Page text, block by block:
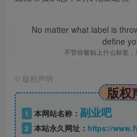
No matter what label is
define
不管你被贴上什么标签
© 版权声明
版权
1 本网站名称： 副业吧
2 本站永久网址： https://